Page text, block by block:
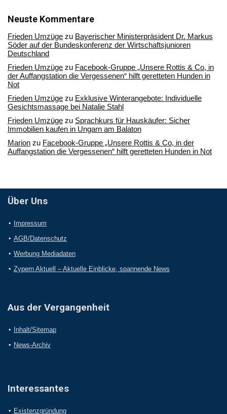
Archiv
Neuste Kommentare
Frieden Umzüge zu Bayerischer Ministerpräsident Dr. Markus
Söder auf der Bundeskonferenz der Wirtschaftsjunioren
Deutschland
Frieden Umzüge zu Facebook-Gruppe „Unsere Rottis & Co, in
der Auffangstation die Vergessenen“ hilft geretteten Hunden in
Not
Frieden Umzüge zu Exklusive Winterangebote: Individuelle
Gesichtsmassage bei Natalie Stahl
Frieden Umzüge zu Sprachkurs für Hauskäufer: Sicher
Immobilien kaufen in Ungarn am Balaton
Marion zu Facebook-Gruppe „Unsere Rottis & Co, in der
Auffangstation die Vergessenen“ hilft geretteten Hunden in Not
Über Uns
Impressum
AGB/Datenschutz
Werbung Mediadaten
Zypern Aktuell – Aktuelle Einblicke, spannende News
Aus der Vergangenheit
Inhalt/Sitemap
News-Archiv
Interessantes
Existenzgründung